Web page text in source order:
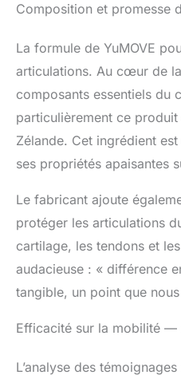
Composition et promesse
La formule de YuMOVE
articulations. Au cœur de
composants essentiels du
particulièrement ce
Zélande. Cet ingrédient
ses propriétés apaisantes
Le fabricant ajoute
protéger les articulations
cartilage, les tendons et
audacieuse : « différence
tangible, un point que
Efficacité sur la mobilité —
L’analyse des